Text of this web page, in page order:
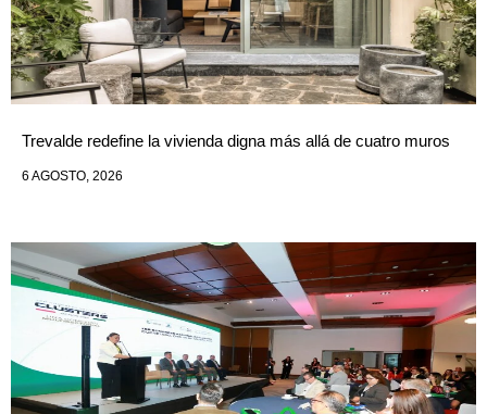
Trevalde redefine la vivienda digna más allá de cuatro muros
6 AGOSTO, 2026